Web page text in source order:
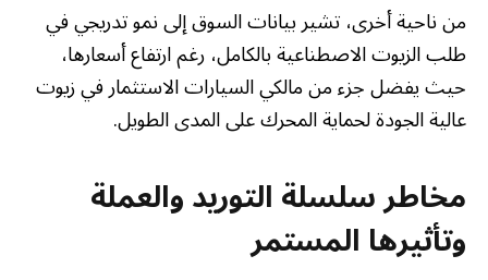
من ناحية أخرى، تشير بيانات السوق إلى نمو تدريجي في
طلب الزيوت الاصطناعية بالكامل، رغم ارتفاع أسعارها،
حيث يفضل جزء من مالكي السيارات الاستثمار في زيوت
عالية الجودة لحماية المحرك على المدى الطويل.
مخاطر سلسلة التوريد والعملة
وتأثيرها المستمر